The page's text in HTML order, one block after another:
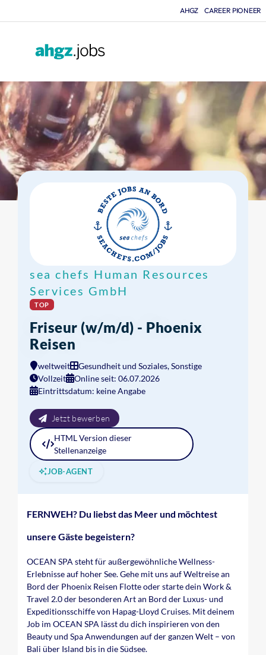
AHGZ CAREER PIONEER
sea chefs Human Resources
Services GmbH
TOP
Friseur (w/m/d) - Phoenix
Reisen
weltweit
Gesundheit und Soziales, Sonstige
Vollzeit
Online seit: 06.07.2026
Eintrittsdatum: keine Angabe
Jetzt bewerben
HTMLVersion dieser
Stellenanzeige
JOB-AGENT
FERNWEH? Du liebst das Meer und möchtest
unsere Gäste begeistern?
OCEAN SPA steht für außergewöhnliche Wellness-
Erlebnisse auf hoher See. Gehe mit uns auf Weltreise an
Bord der Phoenix Reisen Flotte oder starte dein Work &
Travel 2.0 der besonderen Art an Bord der Luxus- und
Expeditionsschiffe von Hapag-Lloyd Cruises. Mit deinem
Job im OCEAN SPA lässt du dich inspirieren von den
Beauty und Spa Anwendungen auf der ganzen Welt – von
Bali über Island bis in die Südsee.